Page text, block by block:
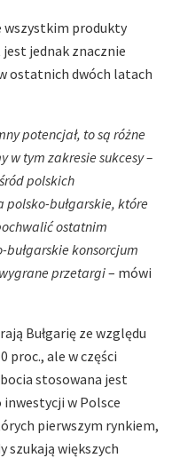
wszystkim produkty
jednak znacznie
ostatnich dwóch latach
potencjał, to są różne
w tym zakresie sukcesy –
polskich
bułgarskie, które
ostatnim
bułgarskie konsorcjum
przetargi– mówi
Bułgarię ze względu
proc., ale w części
stosowana jest
inwestycji w Polsce
pierwszym rynkiem,
szukają większych